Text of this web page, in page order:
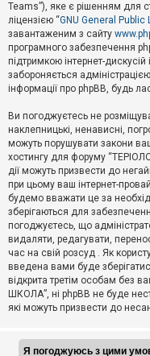
А
к
т
и
в
н
і
м
и
П
о
ш
у
Д
о
п
о
м
Teams”), яке є рішенням для
ліцензією “GNU General Public
завантаженим з сайту
програмного забезпечення
підтримкою інтернет-
забороняється
інформації про phpBB, будь
Ви погоджуєтесь не
наклепницькі, ненависні,
можуть порушувати закони
хостингу для форуму
дії можуть призвести до
при цьому ваш інтернет-
будемо вважати це за
зберігаються для
погоджуєтесь, що
видаляти, редагувати,
час на свій розсуд . Як
введена вами буде
відкрита третім особам без
ШКОЛА”, ні phpBB не буде
які можуть призвести до